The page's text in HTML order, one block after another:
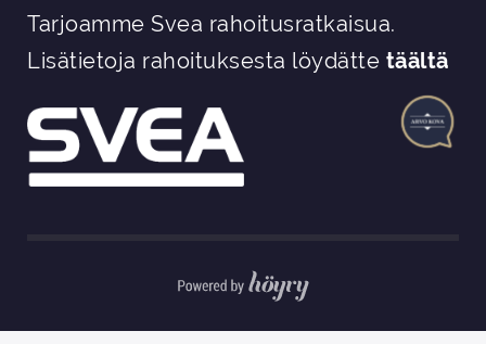
Tarjoamme Svea rahoitusratkaisua.
Lisätietoja rahoituksesta löydätte täältä